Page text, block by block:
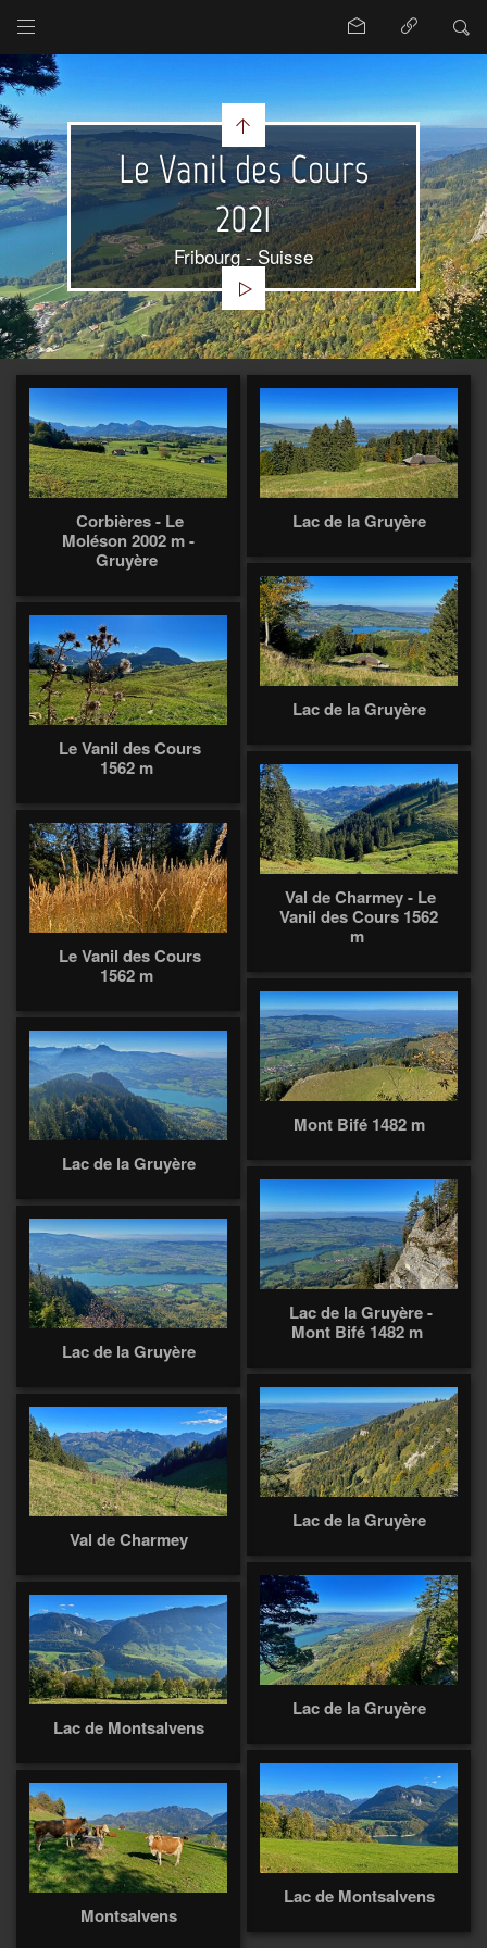
Le Vanil des Cours
2021
Fribourg - Suisse
Corbières - Le
Moléson 2002 m -
Gruyère
Lac de la Gruyère
Lac de la Gruyère
Le Vanil des Cours
1562 m
Val de Charmey - Le
Vanil des Cours 1562
m
Le Vanil des Cours
1562 m
Mont Bifé 1482 m
Lac de la Gruyère
Lac de la Gruyère -
Mont Bifé 1482 m
Lac de la Gruyère
Lac de la Gruyère
Val de Charmey
Lac de la Gruyère
Lac de Montsalvens
Lac de Montsalvens
Montsalvens